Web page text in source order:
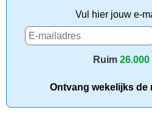
Vul hier jouw e-
Ruim 26.000
Ontvang wekelijks de